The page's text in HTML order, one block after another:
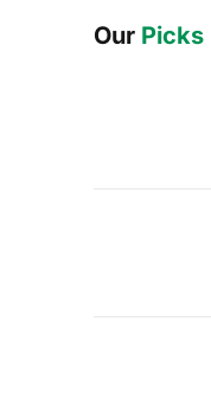
Our Picks